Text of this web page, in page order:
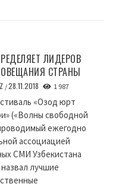
ЛИДЕРОВ
СТРАНЫ
/28.11.2018 1 987
«Озод юрт
(«Волны свободной
ежегодно
ассоциацией
СМИ Узбекистана
лучшие